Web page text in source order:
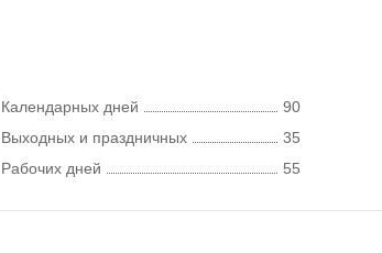
Календарных дней
90
Выходных и праздничных
35
Рабочих дней
55